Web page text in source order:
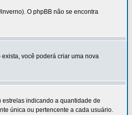
O phpBB não se encontra
você poderá criar uma nova
indicando a quantidade de
única ou pertencente a cada usuário.